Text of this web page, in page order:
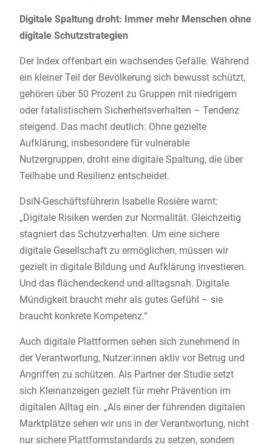
Digitale Spaltung droht: Immer mehr Menschen ohne
digitale Schutzstrategien
Der Index offenbart ein wachsendes Gefälle. Während
ein kleiner Teil der Bevölkerung sich bewusst schützt,
gehören über 50 Prozent zu Gruppen mit niedrigem
oder fatalistischem Sicherheitsverhalten – Tendenz
steigend. Das macht deutlich: Ohne gezielte
Aufklärung, insbesondere für vulnerable
Nutzergruppen, droht eine digitale Spaltung, die über
Teilhabe und Resilienz entscheidet.
DsiN-Geschäftsführerin Isabelle Rosière warnt:
„Digitale Risiken werden zur Normalität. Gleichzeitig
stagniert das Schutzverhalten. Um eine sichere
digitale Gesellschaft zu ermöglichen, müssen wir
gezielt in digitale Bildung und Aufklärung investieren.
Und das flächendeckend und alltagsnah. Digitale
Mündigkeit braucht mehr als gutes Gefühl – sie
braucht konkrete Kompetenz.“
Auch digitale Plattformen sehen sich zunehmend in
der Verantwortung, Nutzer:innen aktiv vor Betrug und
Angriffen zu schützen. Als Partner der Studie setzt
sich Kleinanzeigen gezielt für mehr Prävention im
digitalen Alltag ein. „Als einer der führenden digitalen
Marktplätze sehen wir uns in der Verantwortung, nicht
nur sichere Plattformstandards zu setzen, sondern